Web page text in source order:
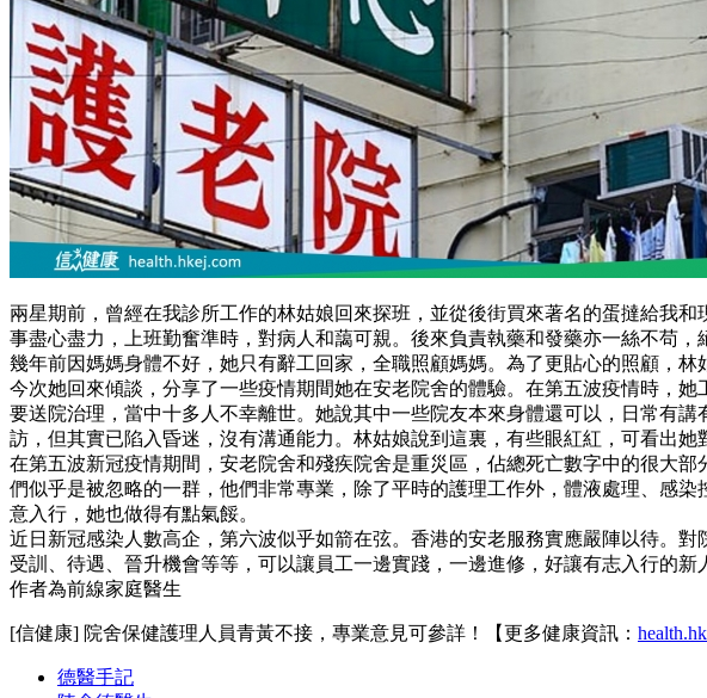
兩星期前，曾經在我診所工作的林姑娘回來探班，並從後街買來著名的蛋撻給我
事盡心盡力，上班勤奮準時，對病人和藹可親。後來負責執藥和發藥亦一絲不苟，
幾年前因媽媽身體不好，她只有辭工回家，全職照顧媽媽。為了更貼心的照顧，
今次她回來傾談，分享了一些疫情期間她在安老院舍的體驗。在第五波疫情時，
要送院治理，當中十多人不幸離世。她說其中一些院友本來身體還可以，日常有
訪，但其實已陷入昏迷，沒有溝通能力。林姑娘說到這裏，有些眼紅紅，可看出她
在第五波新冠疫情期間，安老院舍和殘疾院舍是重災區，佔總死亡數字中的很大
們似乎是被忽略的一群，他們非常專業，除了平時的護理工作外，體液處理、感
意入行，她也做得有點氣餒。
近日新冠感染人數高企，第六波似乎如箭在弦。香港的安老服務實應嚴陣以待。
受訓、待遇、晉升機會等等，可以讓員工一邊實踐，一邊進修，好讓有志入行的
作者為前線家庭醫生
[信健康] 院舍保健護理人員青黃不接，專業意見可參詳！【更多健康資訊：
德醫手記